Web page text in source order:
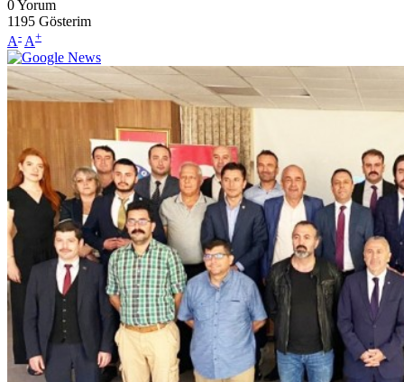
0Yorum
1195 Gösterim
A- A+